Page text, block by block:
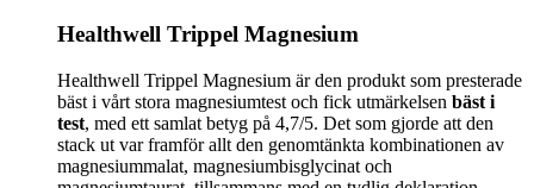
Healthwell Trippel Magnesium
Healthwell Trippel Magnesium är den produkt som presterade
bäst i vårt stora magnesiumtest och fick utmärkelsen bäst i
test, med ett samlat betyg på 4,7/5. Det som gjorde att den
stack ut var framför allt den genomtänkta kombinationen av
magnesiummalat, magnesiumbisglycinat och